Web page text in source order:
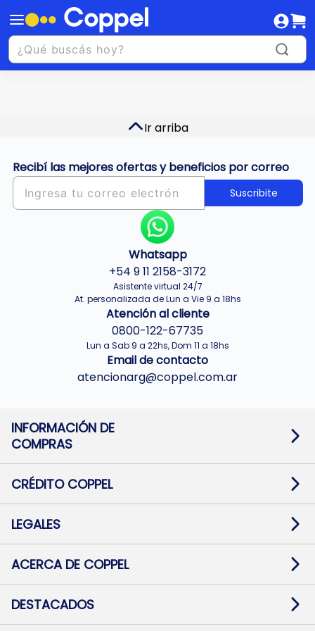
Ir arriba
Recibí las mejores ofertas y beneficios por correo
Suscribite
Whatsapp
+54 9 11 2158-3172
Asistente virtual 24/7
At. personalizada de Lun a Vie 9 a 18hs
Atención al cliente
0800-122-67735
Lun a Sab 9 a 22hs, Dom 11 a 18hs
Email de contacto
atencionarg@coppel.com.ar
INFORMACIÓN DE
COMPRAS
Términos y condiciones
Botón de arrepentimiento
Mapa de sitio
CRÉDITO COPPEL
Solicitar Crédito
Medios de Pago
Pago Fácil Online
LEGALES
Baja contratos
Defensa al consumidor CABA
ACERCA DE COPPEL
Trabajá con Nosotros
Preguntas Frecuentes
DESTACADOS